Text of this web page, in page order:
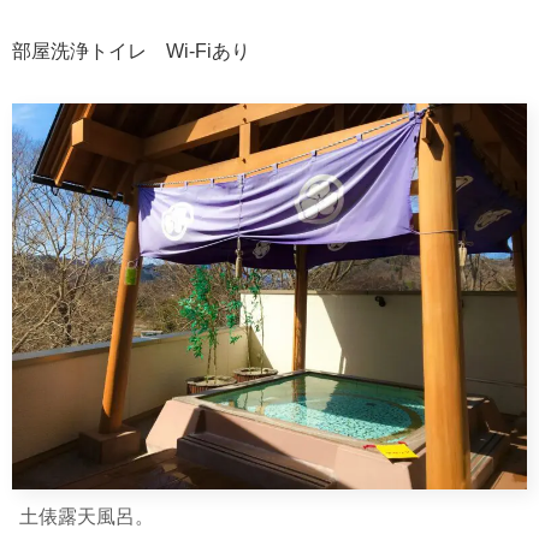
部屋洗浄トイレ Wi-Fiあり
土俵露天風呂。